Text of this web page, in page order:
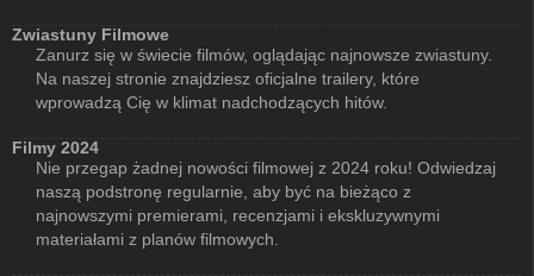
Zwiastuny Filmowe
Zanurz się w świecie filmów, oglądając najnowsze zwiastuny.
Na naszej stronie znajdziesz oficjalne trailery, które
wprowadzą Cię w klimat nadchodzących hitów.
Filmy 2024
Nie przegap żadnej nowości filmowej z 2024 roku! Odwiedzaj
naszą podstronę regularnie, aby być na bieżąco z
najnowszymi premierami, recenzjami i ekskluzywnymi
materiałami z planów filmowych.